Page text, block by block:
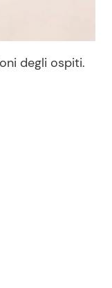
degli ospiti.